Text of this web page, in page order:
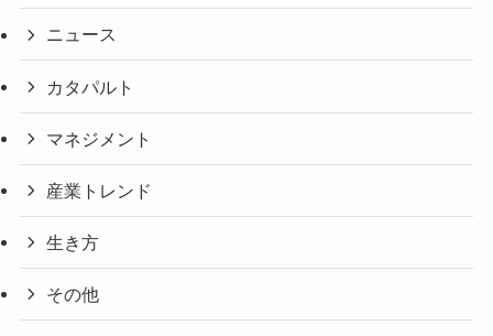
ニュース
カタパルト
マネジメント
産業トレンド
生き方
その他